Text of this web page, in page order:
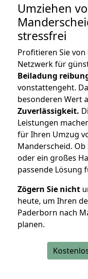
Umziehen
stressfrei
Profitieren Sie
Netzwerk für
Beiladung
vonstattengeht.
besonderen Wert
Zuverlässigkeit.
Leistungen
für Ihren Umzug
Manderscheid.
oder ein großes
passende Lösung
Zögern Sie nicht
heute, um Ihren
Paderborn nach
planen.